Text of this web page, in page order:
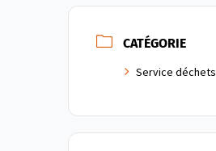
CATÉGORIE
Service déchets